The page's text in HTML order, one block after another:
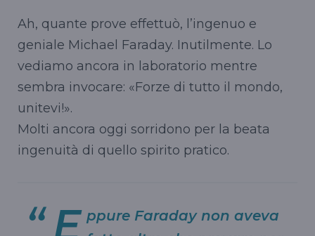
Ah, quante prove effettuò, l’ingenuo e
geniale Michael Faraday. Inutilmente. Lo
vediamo ancora in laboratorio mentre
sembra invocare: «Forze di tutto il mondo,
unitevi!».
Molti ancora oggi sorridono per la beata
ingenuità di quello spirito pratico.
E ppure Faraday non aveva